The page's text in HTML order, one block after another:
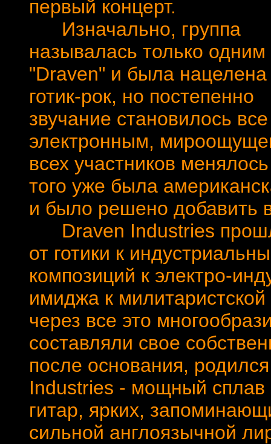
первый концерт.
Изначально, группа
называлась только
"Draven" и была нацелена
готик-рок, но постепенно
звучание становилось
электронным,
всех участников
того уже была
и было решено добавить
Draven Industries
от готики к
композиций к электро-
имиджа к
через все это
составляли свое
после основания,
Industries - мощный
гитар, ярких,
сильной англоязычной